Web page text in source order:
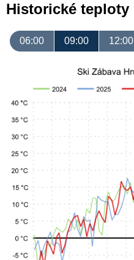
Historické teploty
06:00 09:00 12:00